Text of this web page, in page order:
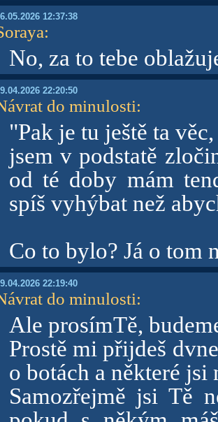
12:37:38
:
No, za to tebe
22:20:50
do minulosti:
"Pak je tu ještě ta
jsem v podstatě
od té doby mám
spíš vyhýbat než
Co to bylo? Já o tom
22:19:40
do minulosti:
Ale prosímTě,
Prostě mi přijdeš
o botách a některé jsi
Samozřejmě jsi Tě